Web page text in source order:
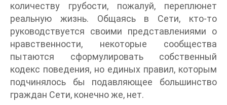
количеству грубости, пожалуй, переплюнет
реальную жизнь. Общаясь в Сети, кто-то
руководствуется своими представлениями о
нравственности, некоторые сообщества
пытаются сформулировать собственный
кодекс поведения, но единых правил, которым
подчинялось бы подавляющее большинство
граждан Сети, конечно же, нет.